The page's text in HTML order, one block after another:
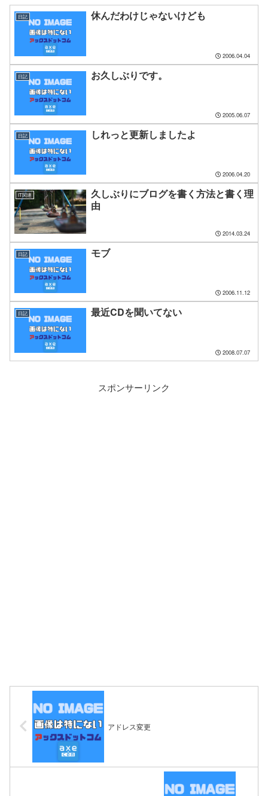
日記 休んだわけじゃないけども
2006.04.04
日記 お久しぶりです。
2005.06.07
日記 しれっと更新しましたよ
2006.04.20
IT関連
久しぶりにブログを書く方法と書く理
由
2014.03.24
日記 モブ
2006.11.12
日記 最近CDを聞いてない
2008.07.07
スポンサーリンク
アドレス変更